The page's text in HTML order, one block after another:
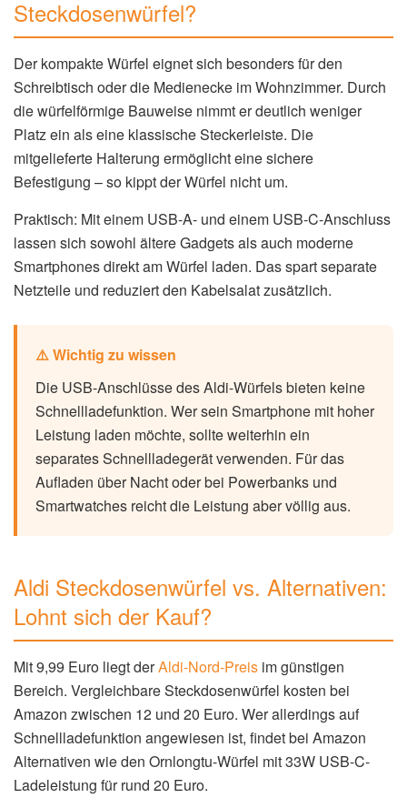
Steckdosenwürfel?
Der kompakte Würfel eignet sich besonders für den
Schreibtisch oder die Medienecke im Wohnzimmer. Durch
die würfelförmige Bauweise nimmt er deutlich weniger
Platz ein als eine klassische Steckerleiste. Die
mitgelieferte Halterung ermöglicht eine sichere
Befestigung – so kippt der Würfel nicht um.
Praktisch: Mit einem USB-A- und einem USB-C-Anschluss
lassen sich sowohl ältere Gadgets als auch moderne
Smartphones direkt am Würfel laden. Das spart separate
Netzteile und reduziert den Kabelsalat zusätzlich.
⚠️ Wichtig zu wissen
Die USB-Anschlüsse des Aldi-Würfels bieten keine
Schnellladefunktion. Wer sein Smartphone mit hoher
Leistung laden möchte, sollte weiterhin ein
separates Schnellladegerät verwenden. Für das
Aufladen über Nacht oder bei Powerbanks und
Smartwatches reicht die Leistung aber völlig aus.
Aldi Steckdosenwürfel vs. Alternativen:
Lohnt sich der Kauf?
Mit 9,99 Euro liegt derAldi-Nord-Preis im günstigen
Bereich. Vergleichbare Steckdosenwürfel kosten bei
Amazon zwischen 12 und 20 Euro. Wer allerdings auf
Schnellladefunktion angewiesen ist, findet bei Amazon
Alternativen wie den Ornlongtu-Würfel mit 33W USB-C-
Ladeleistung für rund 20 Euro.